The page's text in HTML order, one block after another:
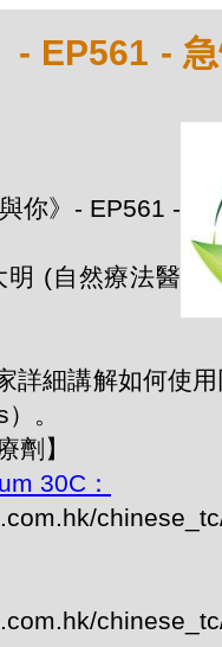
- EP561 -
你》- EP561 -
明 (自然療法醫
詳細講解如何使
。
劑】
30C：